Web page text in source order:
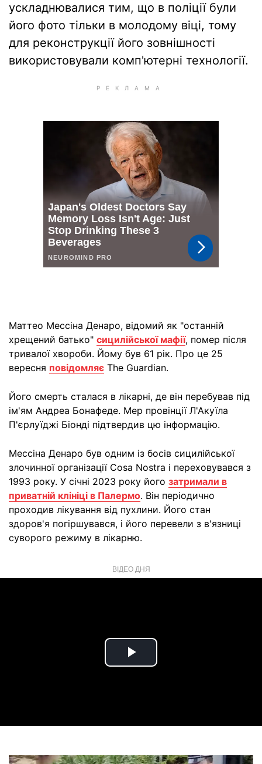
ускладнювалися тим, що в поліції були
його фото тільки в молодому віці, тому
для реконструкції його зовнішності
використовували комп'ютерні технології.
Маттео Мессіна Денаро, відомий як "останній
хрещений батько" сицилійської мафії, помер після
тривалої хвороби. Йому був 61 рік. Про це 25
вересня повідомляє The Guardian.
Його смерть сталася в лікарні, де він перебував під
ім'ям Андреа Бонафеде. Мер провінції Л'Акуїла
П'єрлуїджі Біонді підтвердив цю інформацію.
Мессіна Денаро був одним із босів сицилійської
злочинної організації Cosa Nostra і переховувався з
1993 року. У січні 2023 року його затримали в
приватній клініці в Палермо. Він періодично
проходив лікування від пухлини. Його стан
здоров'я погіршувався, і його перевели з в'язниці
суворого режиму в лікарню.
ВІДЕО ДНЯ
Play